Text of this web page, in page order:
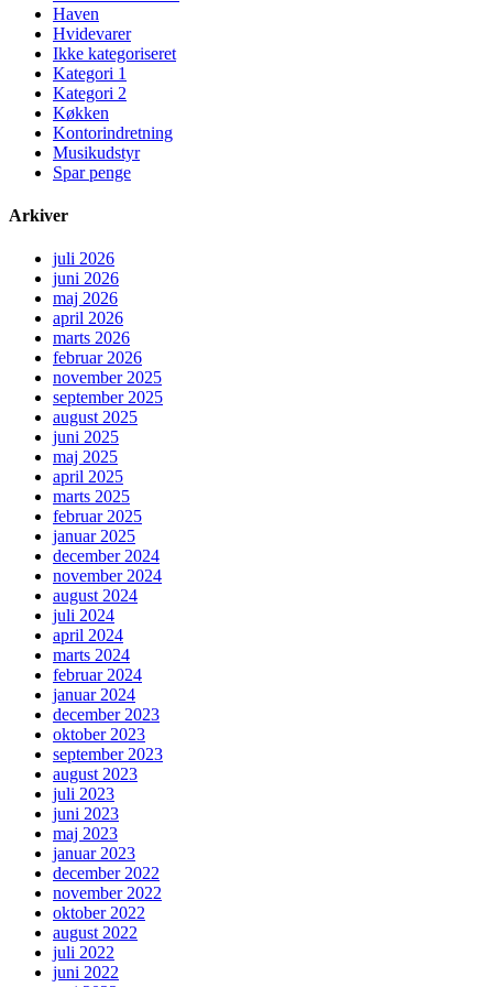
Haven
Hvidevarer
Ikke kategoriseret
Kategori 1
Kategori 2
Køkken
Kontorindretning
Musikudstyr
Spar penge
Arkiver
juli 2026
juni 2026
maj 2026
april 2026
marts 2026
februar 2026
november 2025
september 2025
august 2025
juni 2025
maj 2025
april 2025
marts 2025
februar 2025
januar 2025
december 2024
november 2024
august 2024
juli 2024
april 2024
marts 2024
februar 2024
januar 2024
december 2023
oktober 2023
september 2023
august 2023
juli 2023
juni 2023
maj 2023
januar 2023
december 2022
november 2022
oktober 2022
august 2022
juli 2022
juni 2022